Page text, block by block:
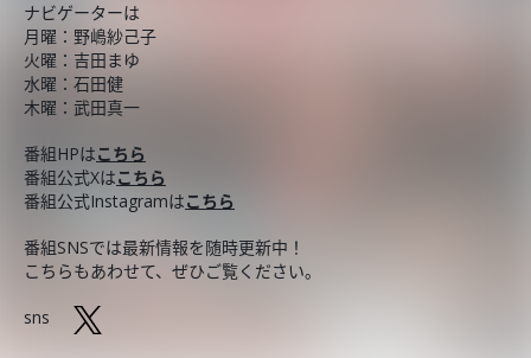
ナビゲーターは
月曜：野嶋紗己子
火曜：吉田まゆ
水曜：石田健
木曜：武田真一
番組HPはこちら
番組公式Xはこちら
番組公式Instagramはこちら
番組SNSでは最新情報を随時更新中！
こちらもあわせて、ぜひご覧ください。
sns